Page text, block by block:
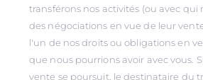
transférons nos activités (ou avec
des négociations en vue de leur
l'un de nos droits ou obligations en
que nous pourrions avoir avec vous.
vente se poursuit, le destinataire du